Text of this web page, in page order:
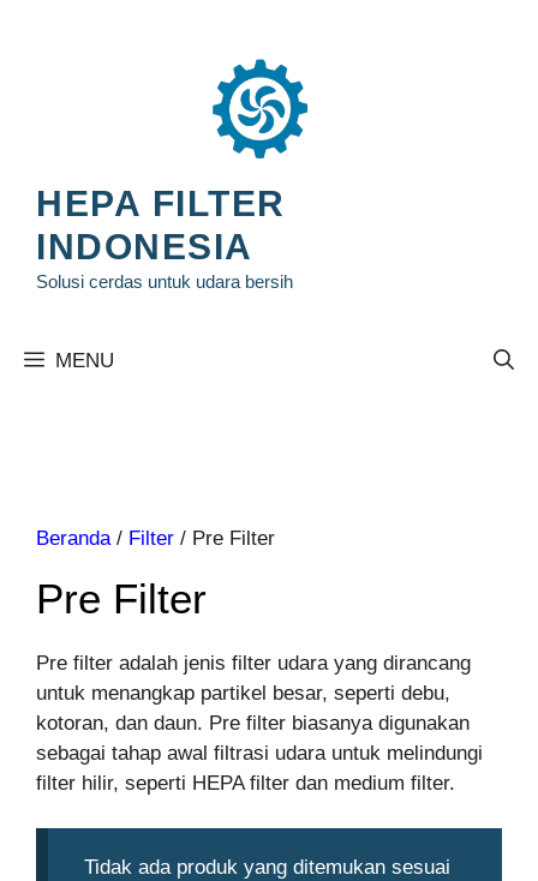
HEPA FILTER
INDONESIA
Solusi cerdas untuk udara bersih
MENU
Beranda/ Filter / Pre Filter
Pre Filter
Pre filter adalah jenis filter udara yang dirancang
untuk menangkap partikel besar, seperti debu,
kotoran, dan daun. Pre filter biasanya digunakan
sebagai tahap awal filtrasi udara untuk melindungi
filter hilir, seperti HEPA filter dan medium filter.
Tidak ada produk yang ditemukan sesuai